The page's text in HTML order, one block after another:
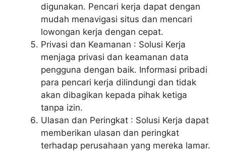
digunakan. Pencari kerja dapat dengan
mudah menavigasi situs dan mencari
lowongan kerja dengan cepat.
Privasi dan Keamanan : Solusi Kerja
menjaga privasi dan keamanan data
pengguna dengan baik. Informasi pribadi
para pencari kerja dilindungi dan tidak
akan dibagikan kepada pihak ketiga
tanpa izin.
Ulasan dan Peringkat : Solusi Kerja dapat
memberikan ulasan dan peringkat
terhadap perusahaan yang mereka lamar.